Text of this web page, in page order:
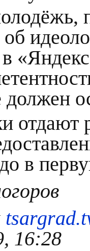
отдают
в
16:28